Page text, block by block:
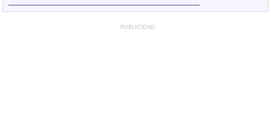
PUBLICIDAD